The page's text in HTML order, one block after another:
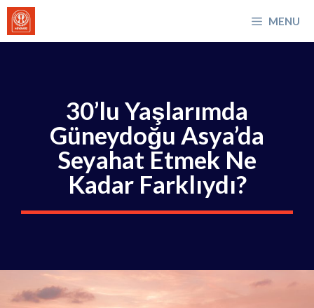
İçeriğe
atla
MENU
30’lu Yaşlarımda
Güneydoğu Asya’da
Seyahat Etmek Ne
Kadar Farklıydı?